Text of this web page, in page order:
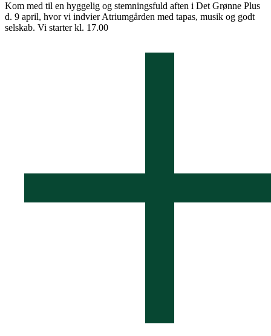
Kom med til en hyggelig og stemningsfuld aften i Det Grønne Plus
d. 9 april, hvor vi indvier Atriumgården med tapas, musik og godt
selskab. Vi starter kl. 17.00